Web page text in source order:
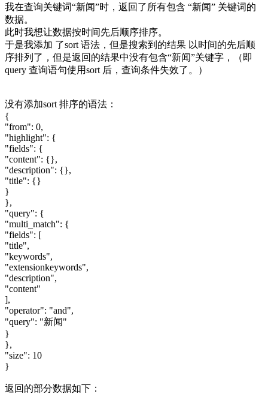
我在查询关键词“新闻”时，返回了所有包含 “新闻” 关键词的
数据。
此时我想让数据按时间先后顺序排序。
于是我添加 了sort 语法，但是搜索到的结果 以时间的先后顺
序排列了，但是返回的结果中没有包含“新闻”关键字，（即
query 查询语句使用sort 后，查询条件失效了。）
没有添加sort 排序的语法：
{
"from": 0,
"highlight": {
"fields": {
"content": {},
"description": {},
"title": {}
}
},
"query": {
"multi_match": {
"fields": [
"title",
"keywords",
"extensionkeywords",
"description",
"content"
],
"operator": "and",
"query": "新闻"
}
},
"size": 10
}
返回的部分数据如下：